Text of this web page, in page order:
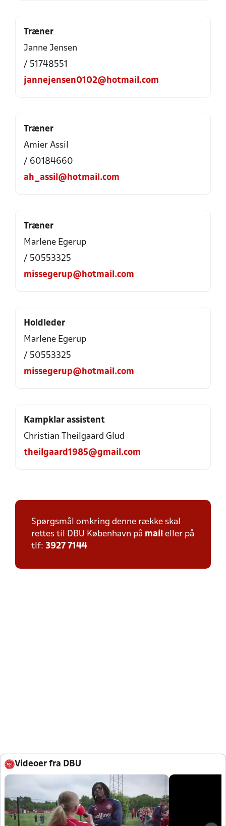
Træner
Janne Jensen
/ 51748551
jannejensen0102@hotmail.com
Træner
Amier Assil
/ 60184660
ah_assil@hotmail.com
Træner
Marlene Egerup
/ 50553325
missegerup@hotmail.com
Holdleder
Marlene Egerup
/ 50553325
missegerup@hotmail.com
Kampklar assistent
Christian Theilgaard Glud
theilgaard1985@gmail.com
Spørgsmål omkring denne række skal
rettes til DBU København på mail eller på
tlf: 3927 7144
Videoer fra DBU